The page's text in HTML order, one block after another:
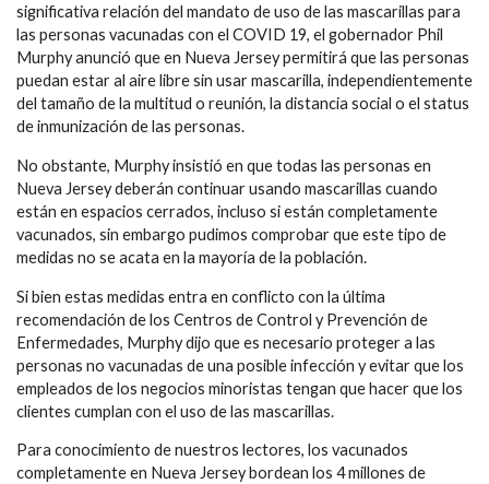
significativa relación del mandato de uso de las mascarillas para
las personas vacunadas con el COVID 19, el gobernador Phil
Murphy anunció que en Nueva Jersey permitirá que las personas
puedan estar al aire libre sin usar mascarilla, independientemente
del tamaño de la multitud o reunión, la distancia social o el status
de inmunización de las personas.
No obstante, Murphy insistió en que todas las personas en
Nueva Jersey deberán continuar usando mascarillas cuando
están en espacios cerrados, incluso si están completamente
vacunados, sin embargo pudimos comprobar que este tipo de
medidas no se acata en la mayoría de la población.
Si bien estas medidas entra en conflicto con la última
recomendación de los Centros de Control y Prevención de
Enfermedades, Murphy dijo que es necesario proteger a las
personas no vacunadas de una posible infección y evitar que los
empleados de los negocios minoristas tengan que hacer que los
clientes cumplan con el uso de las mascarillas.
Para conocimiento de nuestros lectores, los vacunados
completamente en Nueva Jersey bordean los 4 millones de